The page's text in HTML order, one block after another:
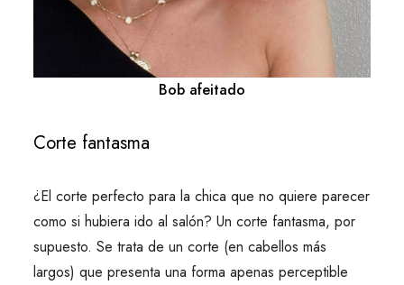
Bob afeitado
Corte fantasma
¿El corte perfecto para la chica que no quiere parecer
como si hubiera ido al salón? Un corte fantasma, por
supuesto. Se trata de un corte (en cabellos más
largos) que presenta una forma apenas perceptible